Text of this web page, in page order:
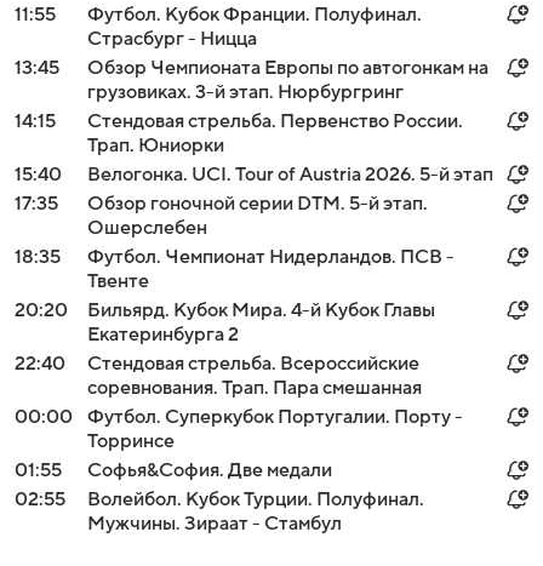
11:55
Футбол. Кубок Франции. Полуфинал.
Страсбург - Ницца
13:45
Обзор Чемпионата Европы по автогонкам на
грузовиках. 3-й этап. Нюрбургринг
14:15
Стендовая стрельба. Первенство России.
Трап. Юниорки
15:40
Велогонка. UCI. Tour of Austria 2026. 5-й этап
17:35
Обзор гоночной серии DTM. 5-й этап.
Ошерслебен
18:35
Футбол. Чемпионат Нидерландов. ПСВ -
Твенте
20:20
Бильярд. Кубок Мира. 4-й Кубок Главы
Екатеринбурга 2
22:40
Стендовая стрельба. Всероссийские
соревнования. Трап. Пара смешанная
00:00
Футбол. Суперкубок Португалии. Порту -
Торринсе
01:55
Софья&София. Две медали
02:55
Волейбол. Кубок Турции. Полуфинал.
Мужчины. Зираат - Стамбул